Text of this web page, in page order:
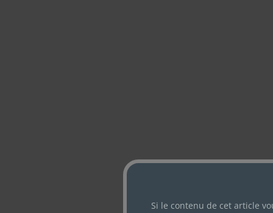
Si le contenu de cet article